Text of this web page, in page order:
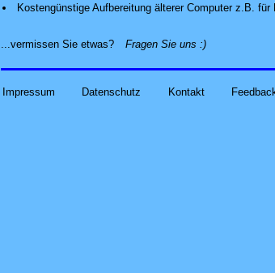
Kostengünstige Aufbereitung älterer Computer z.B. für
...vermissen Sie etwas? Fragen Sie uns alles zu Ihren
:)
Impressum Datenschutz Kontakt